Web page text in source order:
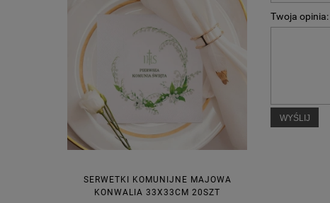
SERWETKI KOMUNIJNE MAJOWA
KONWALIA 33X33CM 20SZT
Twoja opinia:
WYŚLIJ